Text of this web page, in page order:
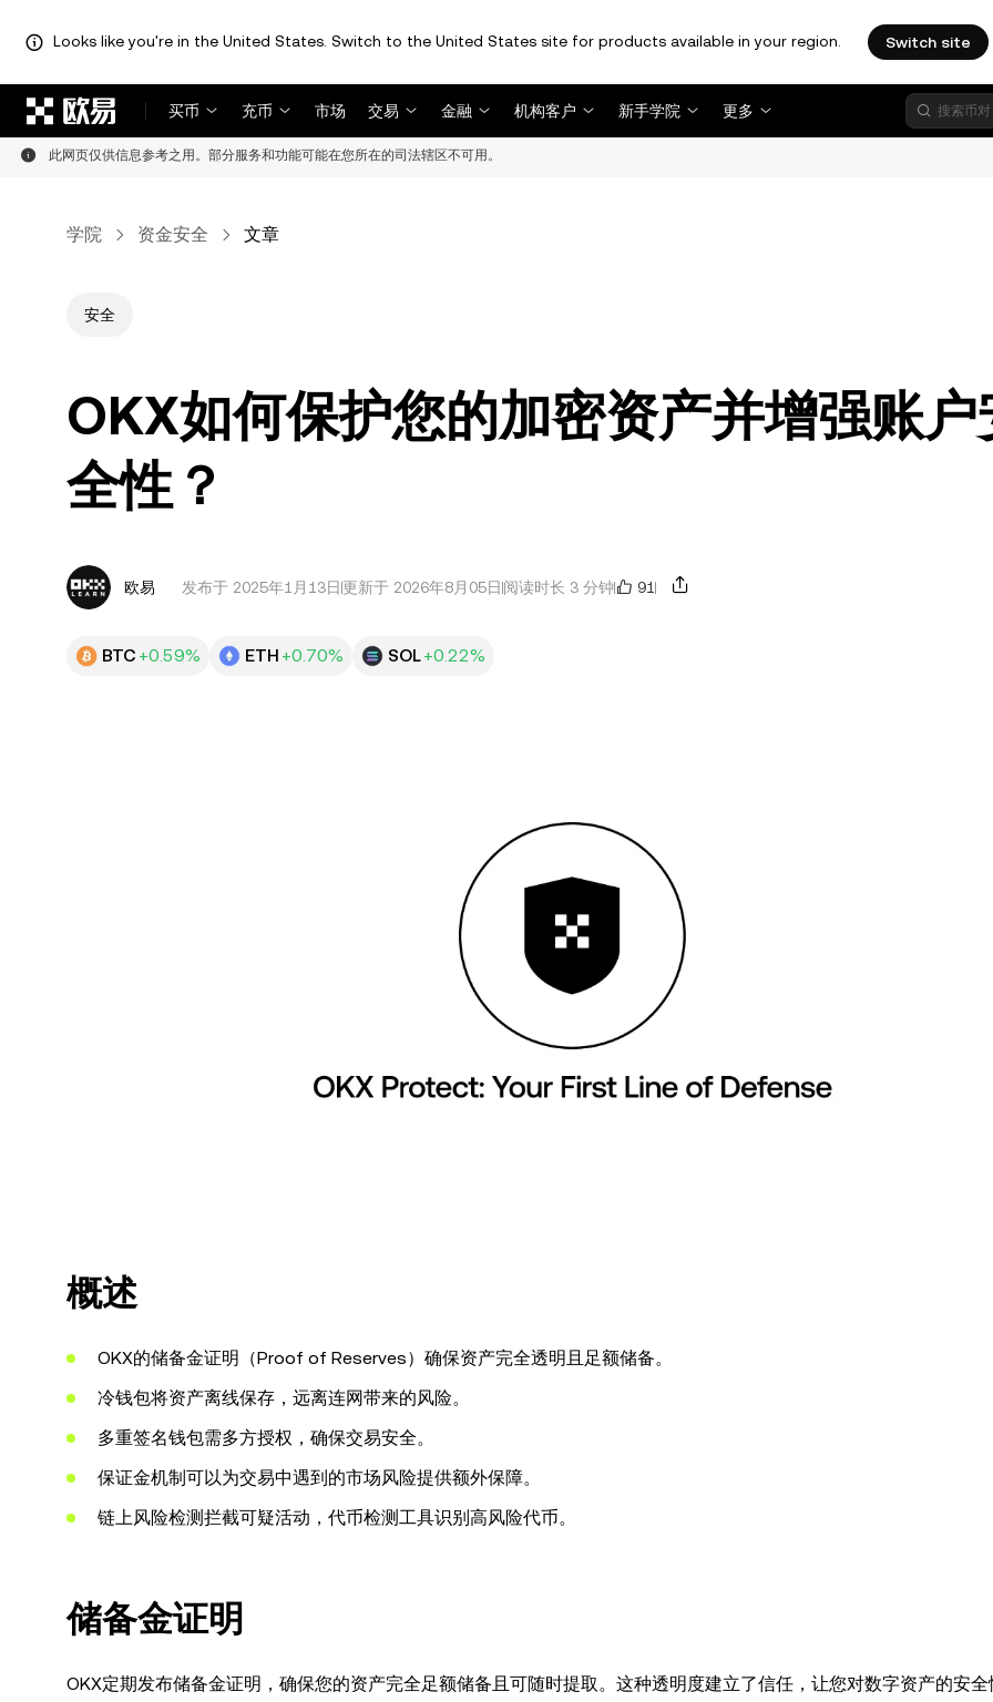
Looks like you're in the United States. Switch to the United States site for products available in your region. Switch site
买币
充币 市场 交易 金融 机构客户 新手学院 更多
此网页仅供信息参考之用。部分服务和功能可能在您所在的司法辖区不可用。
学院 资金安全 文章
安全
OKX如何保护您的加密资产并增强账户
全性？
欧易 发布于 2025年1月13日 更新于 2026年8月05日 阅读时长 3 分钟 91
BTC +0.59% ETH +0.70% SOL+0.22%
概述
OKX的储备金证明（Proof of Reserves）确保资产完全透明且足额储备。
冷钱包将资产离线保存，远离连网带来的风险。
多重签名钱包需多方授权，确保交易安全。
保证金机制可以为交易中遇到的市场风险提供额外保障。
链上风险检测拦截可疑活动，代币检测工具识别高风险代币。
储备金证明
OKX定期发布储备金证明，确保您的资产完全足额储备且可随时提取。这种透明度建立了信任，让您对数字资产的安